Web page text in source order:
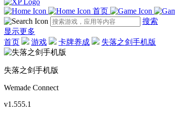
首页
搜索
显示更多
首页
游戏 卡牌养成 失落之剑手机版
失落之剑手机版
Wemade Connect
v1.555.1